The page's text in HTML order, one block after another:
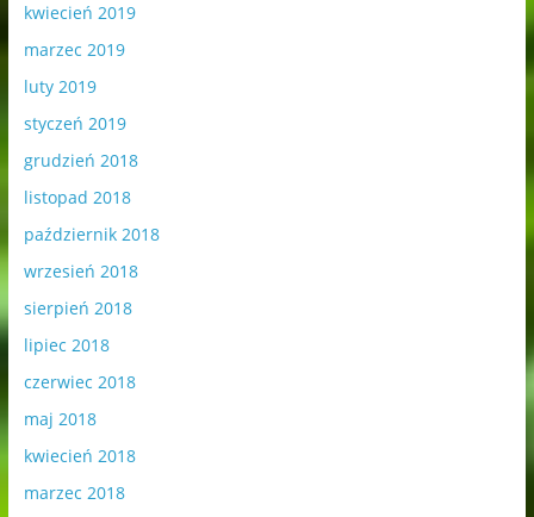
kwiecień 2019
marzec 2019
luty 2019
styczeń 2019
grudzień 2018
listopad 2018
październik 2018
wrzesień 2018
sierpień 2018
lipiec 2018
czerwiec 2018
maj 2018
kwiecień 2018
marzec 2018